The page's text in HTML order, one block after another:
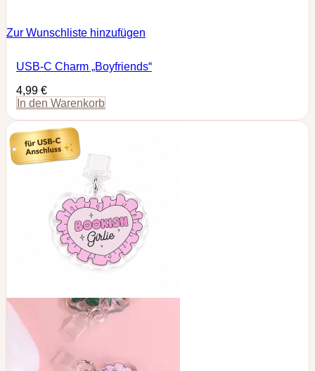
Zur Wunschliste hinzufügen
USB-C Charm „Boyfriends“
4,99 €
In den Warenkorb